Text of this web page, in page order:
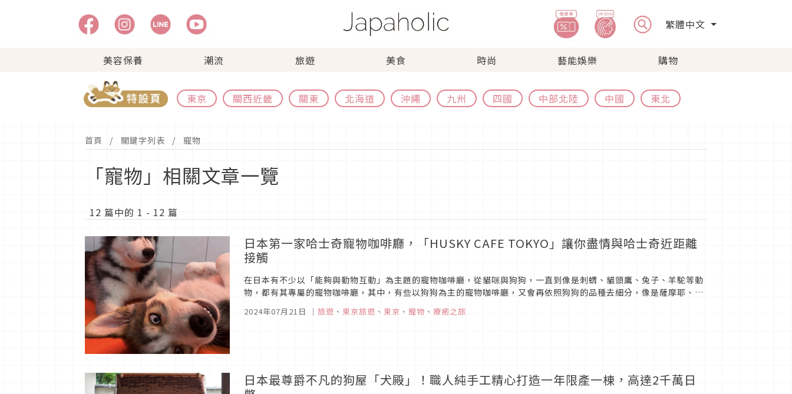
繁體中文
美容保養 潮流 旅遊 美食 時尚 藝能娛樂 購物
東京 關西近畿 關東 北海道 沖繩 九州 四國 中部北陸 中國 東北
首頁 關鍵字列表 寵物
「寵物」相關文章一覽
12 篇中的 1 - 12 篇
日本第一家哈士奇寵物咖啡廳，「HUSKY CAFE TOKYO」讓你盡情與哈士奇近距離
接觸
在日本有不少以「能夠與動物互動」為主題的寵物咖啡廳，從貓咪與狗狗，一直到像是刺蝟、貓頭鷹、兔子、羊駝等動
物，都有其專屬的寵物咖啡廳，其中，有些以狗狗為主的寵物咖啡廳，又會再依照狗狗的品種去細分，像是薩摩耶、柴
2024年07月21日 ｜ 旅遊 、 東京旅遊 、 東京 、 寵物 、 療癒之旅
日本最尊爵不凡的狗屋「犬殿」！職人純手工精心打造一年限產一棟，高達2千萬日